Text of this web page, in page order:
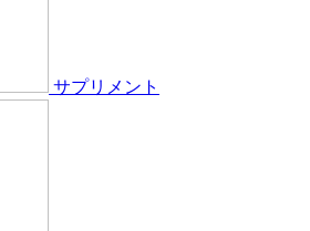
サプリメント